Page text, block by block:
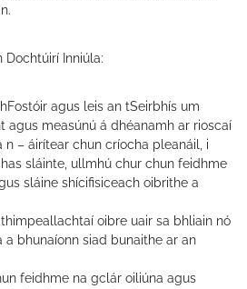
Dochtúirí Inniúla:
agus leis an tSeirbhís um
agus measúnú á dhéanamh ar rioscaí
n – áirítear chun críocha pleanáil, i
sláinte, ullmhú chur chun feidhme
sláine shícifisiceach oibrithe a
oibre uair sa bhliain nó
bhunaíonn siad bunaithe ar an
feidhme na gclár oiliúna agus